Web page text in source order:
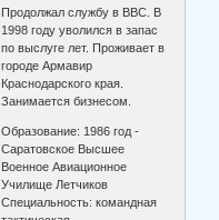
Продолжал службу в ВВС. В
1998 году уволился в запас
по выслуге лет. Проживает в
городе Армавир
Краснодарского края.
Занимается бизнесом.
Образование: 1986 год -
Саратовское Высшее
Военное Авиационное
Училище Летчиков
Специальность: командная